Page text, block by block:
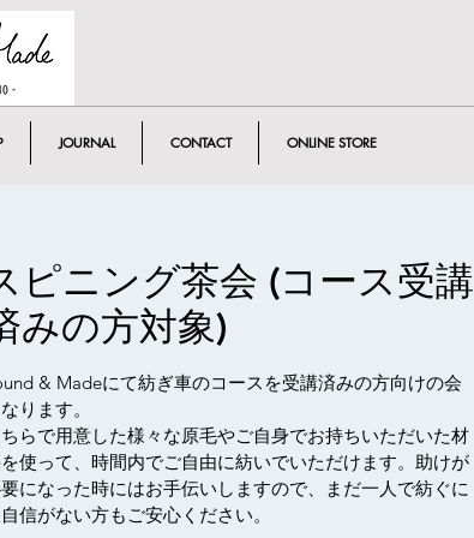
JOURNAL CONTACT ONLINE STORE
ピニング茶会 (コース受講
みの方対象)
& Madeにて紡ぎ車のコースを受講済みの方向けの会
ります。
らで用意した様々な原毛やご自身でお持ちいただいた材
使って、時間内でご自由に紡いでいただけます。助けが
になった時にはお手伝いしますので、まだ一人で紡ぐに
信がない方もご安心ください。